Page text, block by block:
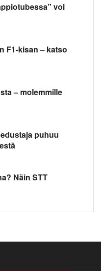
voi
F1-kisan – katso
– molemmille
puhuu
Näin STT